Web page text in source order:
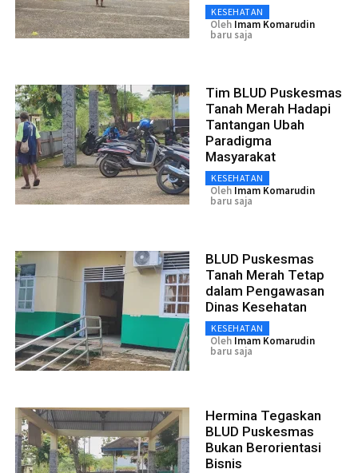
KESEHATAN
Oleh Imam Komarudin
baru saja
Tim BLUD Puskesmas
Tanah Merah Hadapi
Tantangan Ubah
Paradigma
Masyarakat
KESEHATAN
Oleh Imam Komarudin
baru saja
BLUD Puskesmas
Tanah Merah Tetap
dalam Pengawasan
Dinas Kesehatan
KESEHATAN
Oleh Imam Komarudin
baru saja
Hermina Tegaskan
BLUD Puskesmas
Bukan Berorientasi
Bisnis